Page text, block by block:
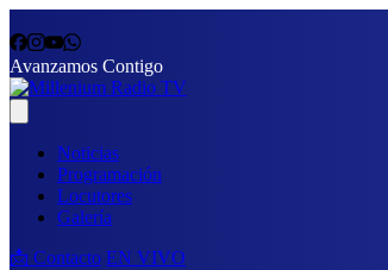
Avanzamos Contigo
Noticias
Programación
Locutores
Galería
📩 Contacto EN VIVO